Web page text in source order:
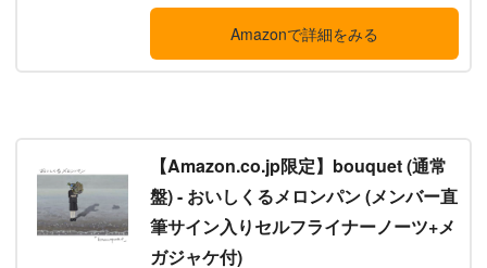
Amazonで詳細をみる
【Amazon.co.jp限定】bouquet (通常
盤) - おいしくるメロンパン (メンバー直
筆サイン入りセルフライナーノーツ+メ
ガジャケ付)